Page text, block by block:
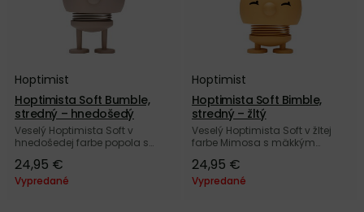
Hoptimist
Hoptimista Soft Bumble,
stredný – hnedošedý
Veselý Hoptimista Soft v
hnedošedej farbe popola s
značky Hoptimist.
24,95 €
Vypredané
Hoptimist
Hoptimista Soft Bimble,
stredný – žltý
Veselý Hoptimista Soft v žltej
farbe Mimosa s mäkkým
Hoptimist.
24,95 €
Vypredané